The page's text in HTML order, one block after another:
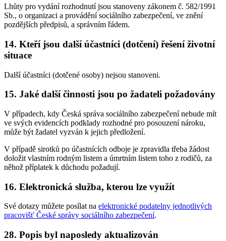
Lhůty pro vydání rozhodnutí jsou stanoveny zákonem č. 582/1991
Sb., o organizaci a provádění sociálního zabezpečení, ve znění
pozdějších předpisů, a správním řádem.
14. Kteří jsou další účastníci (dotčení) řešení životní
situace
Další účastníci (dotčené osoby) nejsou stanoveni.
15. Jaké další činnosti jsou po žadateli požadovány
V případech, kdy Česká správa sociálního zabezpečení nebude mít
ve svých evidencích podklady rozhodné pro posouzení nároku,
může být žadatel vyzván k jejich předložení.
V případě sirotků po účastnících odboje je zpravidla třeba žádost
doložit vlastním rodným listem a úmrtním listem toho z rodičů, za
něhož příplatek k důchodu požadují.
16. Elektronická služba, kterou lze využít
Své dotazy můžete posílat na elektronické podatelny jednotlivých
pracovišť České správy sociálního zabezpečení.
28. Popis byl naposledy aktualizován